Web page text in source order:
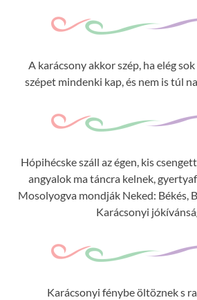
A karácsony akkor szép, ha elég
szépet mindenki kap, és nem is túl
Hópihécske száll az égen, kis
angyalok ma táncra kelnek,
Mosolyogva mondják Neked: Békés,
Karácsonyi
Karácsonyi fénybe öltöznek s